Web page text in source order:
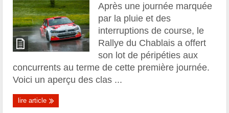
Après une journée marquée
par la pluie et des
interruptions de course, le
Rallye du Chablais a offert
son lot de péripéties aux
concurrents au terme de cette première journée.
Voici un aperçu des clas ...
lire article